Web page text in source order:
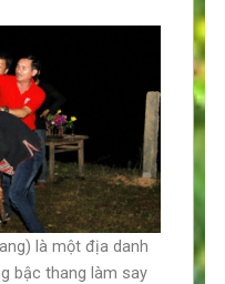
là một địa danh
bậc thang làm say